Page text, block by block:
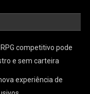
competitivo pode
e sem carteira
experiência de